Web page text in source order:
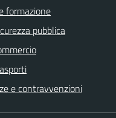
formazione
pubblica
e contravvenzioni